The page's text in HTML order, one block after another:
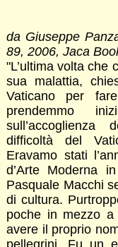
da Giuseppe
89, 2006, Jaca
"L’ultima volta che
sua malattia,
Vaticano per
prendemmo
sull’accoglienza
difficoltà del
Eravamo stati
d’Arte Moderna
Pasquale Macchi
di cultura.
poche in mezzo
avere il proprio
pellegrini. Fu un